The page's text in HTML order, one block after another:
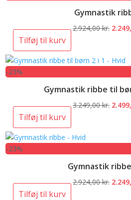
Gymnastik
2.924,00kr. Den
var:
Tilføj til kurv
-23%
Gymnastik ribbe til
3.249,00kr. Den
Tilføj til kurv
-23%
Gymnastik
2.924,00kr. Den
Tilføj til kurv